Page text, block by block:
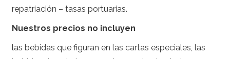
repatriación – tasas portuarias.
Nuestros precios no incluyen
las bebidas que figuran en las cartas especiales, las